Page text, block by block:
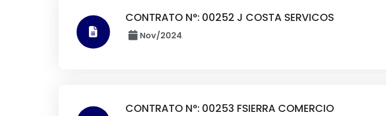
CONTRATO N°: 00252 J COSTA SERVICOS
Nov/2024
CONTRATO N°: 00253 FSIERRA COMERCIO